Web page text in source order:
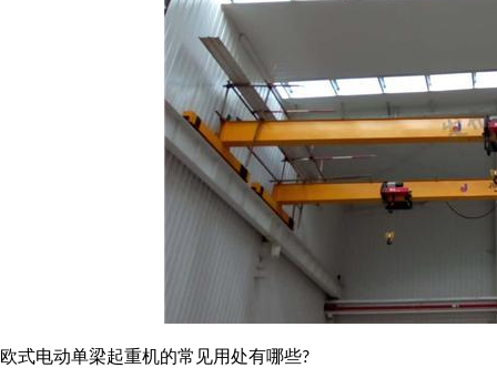
欧式电动单梁起重机的常见用处有哪些?